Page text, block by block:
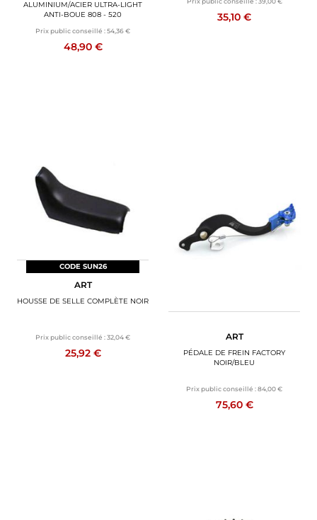
ALUMINIUM/ACIER ULTRA-LIGHT
ANTI-BOUE 808 - 520
Prix public conseillé :54,36 €
48,90 €
35,10 €
CODE SUN26
ART
HOUSSE DE SELLE COMPLÈTE NOIR
Prix public conseillé :32,04 €
25,92 €
ART
PÉDALE DE FREIN FACTORY
NOIR/BLEU
Prix public conseillé :84,00 €
75,60 €